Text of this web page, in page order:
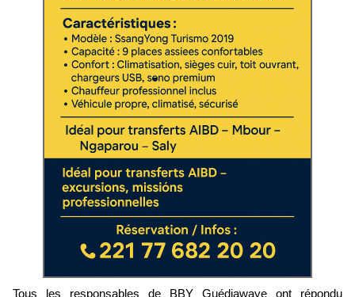
Tous les responsables de BBY Guédiawaye ont répondu